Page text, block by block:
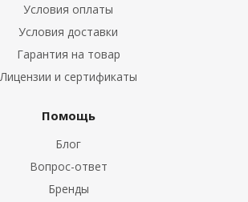
Условия оплаты
Условия доставки
Гарантия на товар
Лицензии и сертификаты
Помощь
Блог
Вопрос-ответ
Бренды